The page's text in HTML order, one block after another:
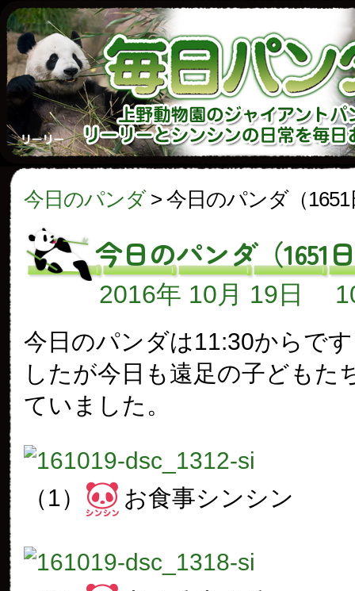
今日のパンダ> 今日のパンダ（1651
今日のパンダ（1651
2016年 10月 19日
今日のパンダは11:30からで
したが今日も遠足の子どもた
ていました。
（1） お食事シンシン